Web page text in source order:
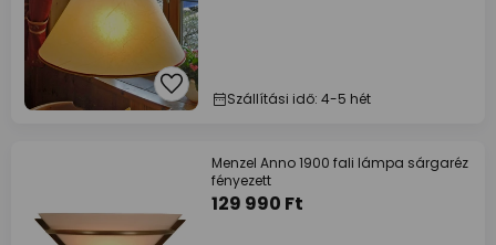
Szállítási idő: 4-5 hét
Menzel Anno 1900 fali lámpa sárgaréz
fényezett
129 990 Ft